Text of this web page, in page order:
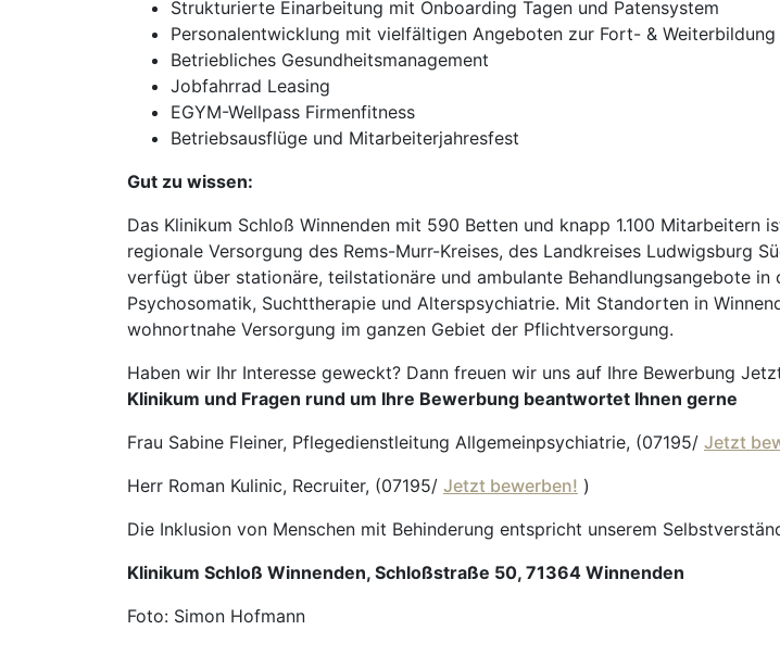
Strukturierte Einarbeitung mit Onboarding Tagen und Patensystem
Personalentwicklung mit vielfältigen Angeboten zur Fort- & Weiterbildung
Betriebliches Gesundheitsmanagement
Jobfahrrad Leasing
EGYM-Wellpass Firmenfitness
Betriebsausflüge und Mitarbeiterjahresfest
Gut zu wissen:
Das Klinikum Schloß Winnenden mit 590 Betten und knapp 1.100
regionale Versorgung des Rems-Murr-Kreises, des Landkreises Ludwigsburg
verfügt über stationäre, teilstationäre und ambulante Behandlungsangebote
Psychosomatik, Suchttherapie und Alterspsychiatrie. Mit Standorten in
wohnortnahe Versorgung im ganzen Gebiet der Pflichtversorgung.
Haben wir Ihr Interesse geweckt? Dann freuen wir uns auf Ihre Bewerbung
Klinikum und Fragen rund um Ihre Bewerbung beantwortet Ihnen gerne
Frau Sabine Fleiner, Pflegedienstleitung Allgemeinpsychiatrie, (07195/ Jetzt
Herr Roman Kulinic, Recruiter, (07195/ Jetzt bewerben! )
Die Inklusion von Menschen mit Behinderung entspricht unserem
Klinikum Schloß Winnenden, Schloßstraße 50, 71364 Winnenden
Foto: Simon Hofmann